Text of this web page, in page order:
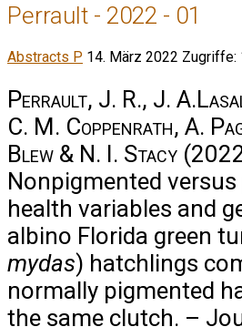
Perrault - 2022 - 01
Abstracts P 14. März 2022 Zugriffe:
Perrault, J. R., J.
C. M. Coppenrath, A.
Blew & N. I. Stacy
Nonpigmented
health variables and
albino Florida green
mydas) hatchlings
normally pigmented
the same clutch. –